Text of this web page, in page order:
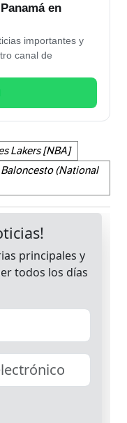
en
importantes y
canal de
Lakers [NBA]
(National